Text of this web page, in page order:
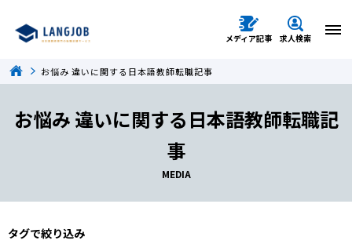
メディア記事 求人検索
お悩み 違いに関する日本語教師転職記事
お悩み 違いに関する日本語教師転職記
事
MEDIA
タグで絞り込み